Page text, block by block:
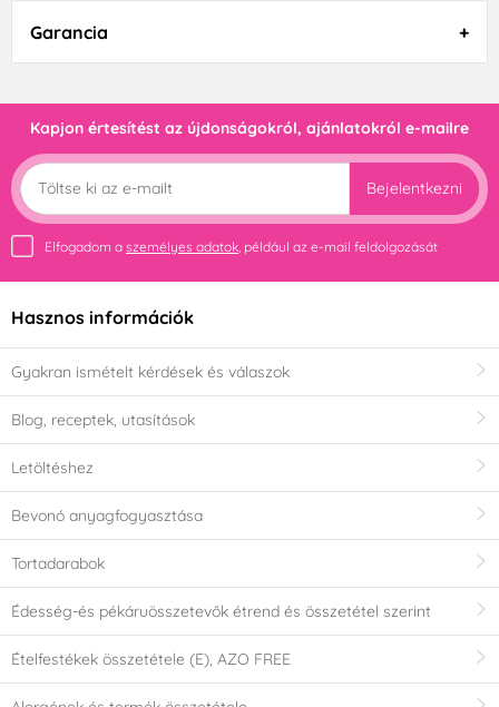
Garancia
Kapjon értesítést az újdonságokról, ajánlatokról e-mailre
Bejelentkezni
Elfogadom a személyes adatok , például az e-mail feldolgozását
Hasznos információk
Gyakran ismételt kérdések és válaszok
Blog, receptek, utasítások
Letöltéshez
Bevonó anyagfogyasztása
Tortadarabok
Édesség-és pékáruösszetevők étrend és összetétel szerint
Ételfestékek összetétele (E), AZO FREE